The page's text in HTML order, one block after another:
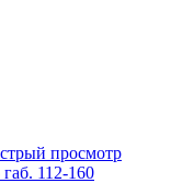
просмотр
112-160